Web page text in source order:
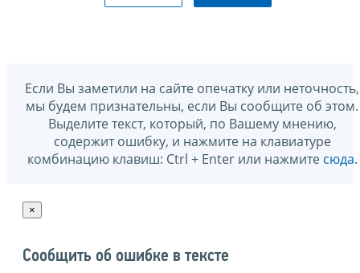
Если Вы заметили на сайте опечатку или неточность,
мы будем признательны, если Вы сообщите об этом.
Выделите текст, который, по Вашему мнению,
содержит ошибку, и нажмите на клавиатуре
комбинацию клавиш: Ctrl + Enter или нажмите сюда.
×
Сообщить об ошибке в тексте